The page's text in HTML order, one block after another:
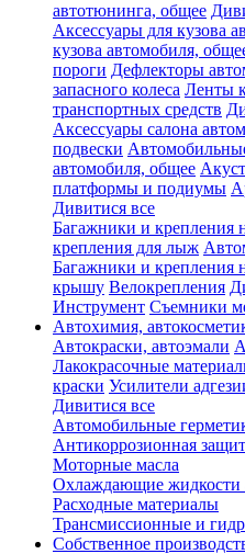
автотюнинга, общее
Аксессуары для кузова
кузова автомобиля,
пороги Дефлекторы
запасного колеса Ленты
транспортных средств
Аксессуары салона
подвески
автомобиля, общее
платформы и подиумы
Дивитися все
Багажники и крепления
крепления для лыж
Багажники и крепления
крышу Велокрепления
Инструмент Съемники
Автохимия,
Автокраски, автоэмали
Лакокрасочные
краски Усилители
Дивитися все
Автомобильные
Антикоррозионная
Моторные масла
Охлаждающие жидкости
Расходные материалы
Трансмиссионные и
Собственное